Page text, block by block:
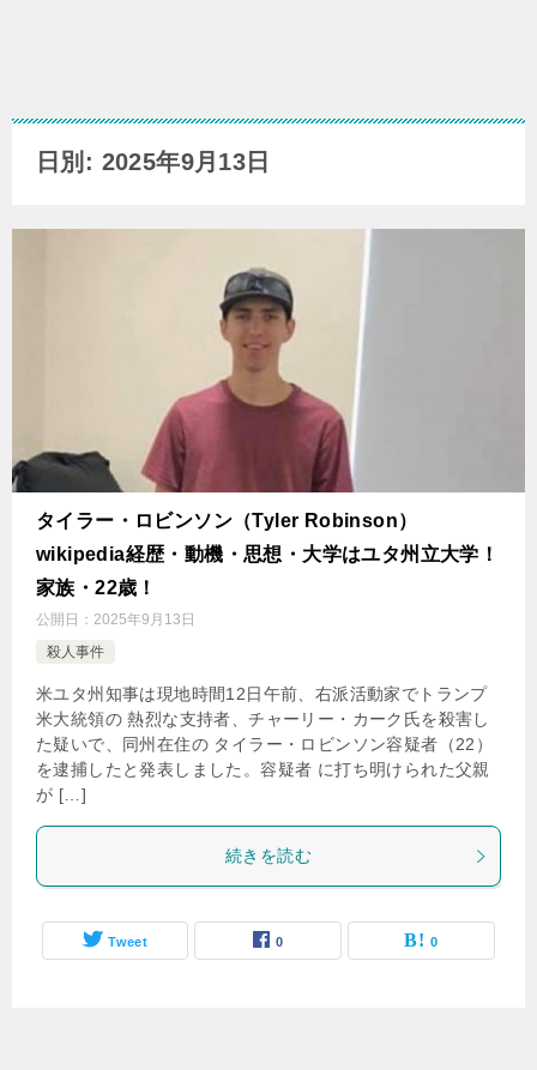
日別: 2025年9月13日
タイラー・ロビンソン（Tyler Robinson）
wikipedia経歴・動機・思想・大学はユタ州立大学！
家族・22歳！
公開日： 2025年9月13日
殺人事件
米ユタ州知事は現地時間12日午前、右派活動家でトランプ
米大統領の 熱烈な支持者、チャーリー・カーク氏を殺害し
た疑いで、同州在住の タイラー・ロビンソン容疑者（22）
を逮捕したと発表しました。容疑者 に打ち明けられた父親
が […]
続きを読む
Tweet 0 0